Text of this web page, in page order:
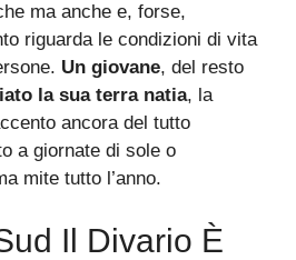
ma anche e, forse,
riguarda le condizioni di vita
Un giovane, del resto
la sua terra natia, la
ancora del tutto
a giornate di sole o
mite tutto l’anno.
Il Divario È